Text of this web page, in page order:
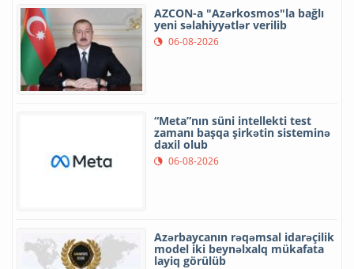
AZCON-a "Azərkosmos"la bağlı
yeni səlahiyyətlər verilib
06-08-2026
“Meta”nın süni intellekti test
zamanı başqa şirkətin sisteminə
daxil olub
06-08-2026
Azərbaycanın rəqəmsal idarəçilik
model iki beynəlxalq mükafata
layiq görülüb